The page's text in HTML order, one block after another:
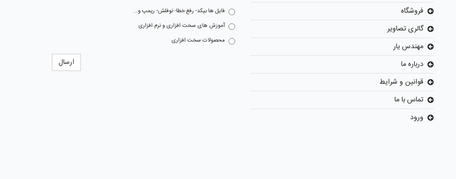
فروشگاه
گالری تصاویر
مهندس یار
درباره ما
قوانین و شرایط
تماس با ما
ورود
فایل ها بیکد- رفع خطا- نوفلش- ریمپ و...
آموزش های سخت افزاری و نرم افزاری
محصولات سخت افزاری
ارسال